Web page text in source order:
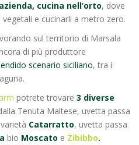
cucina nell’orto, dove
e cucinarli a metro zero.
sul territorio di Marsala
di più produttore
scenario siciliano, tra i
potrete trovare 3 diverse
Tenuta Maltese, uvetta passa
Catarratto, uvetta passa
bio Moscato e Zibibbo.